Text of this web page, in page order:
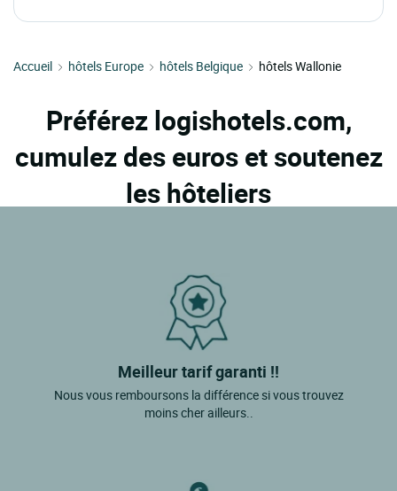
Accueil hôtels Europe hôtels Belgique hôtels Wallonie
Préférez logishotels.com,
cumulez des euros et soutenez
les hôteliers
Meilleur tarif garanti !!
Nous vous remboursons la différence si vous trouvez
moins cher ailleurs..